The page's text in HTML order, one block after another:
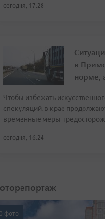
сегодня, 17:28
в
норме,
Чтобы избежать
спекуляций, в крае
временные меры
сегодня, 16:24
фото